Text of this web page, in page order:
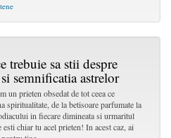
trebuie sa stii despre
semnificatia astrelor
un prieten obsedat de tot ceea ce
spiritualitate, de la betisoare parfumate la
in fiecare dimineata si urmaritul
chiar tu acel prieten! In acest caz, ai